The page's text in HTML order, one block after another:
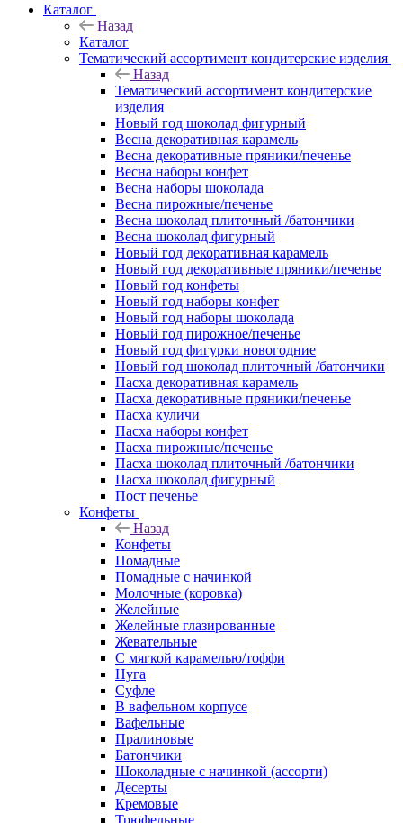
Каталог
Назад
Каталог
Тематический ассортимент кондитерские изделия
Назад
Тематический ассортимент кондитерские
изделия
Новый год шоколад фигурный
Весна декоративная карамель
Весна декоративные пряники/печенье
Весна наборы конфет
Весна наборы шоколада
Весна пирожные/печенье
Весна шоколад плиточный /батончики
Весна шоколад фигурный
Новый год декоративная карамель
Новый год декоративные пряники/печенье
Новый год конфеты
Новый год наборы конфет
Новый год наборы шоколада
Новый год пирожное/печенье
Новый год фигурки новогодние
Новый год шоколад плиточный /батончики
Пасха декоративная карамель
Пасха декоративные пряники/печенье
Пасха куличи
Пасха наборы конфет
Пасха пирожные/печенье
Пасха шоколад плиточный /батончики
Пасха шоколад фигурный
Пост печенье
Конфеты
Назад
Конфеты
Помадные
Помадные с начинкой
Молочные (коровка)
Желейные
Желейные глазированные
Жевательные
С мягкой карамелью/тоффи
Нуга
Суфле
В вафельном корпусе
Вафельные
Пралиновые
Батончики
Шоколадные с начинкой (ассорти)
Десерты
Кремовые
Трюфельные